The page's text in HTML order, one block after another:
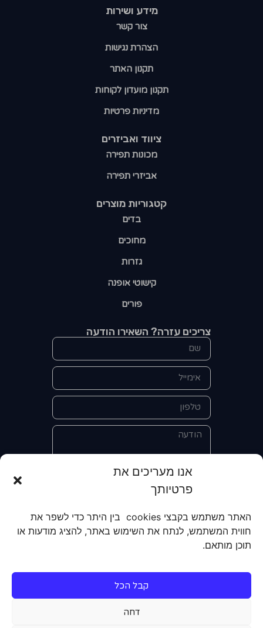
אנו מעריכים את
פרטיותך
האתר משתמש בקבצי cookies בין היתר כדי לשפר את
חווית המשתמש, לנתח את השימוש באתר, להציג מודעות או
תוכן מותאם.
קבל הכל
דחה
קטגוריות מוצרים​
בדים
מחוכים
גזרות
קישוטי אופנה
פורים
ציווד ואביזרים
מכונות תפירה
אביזרי תפירה
מידע ושירות
צור קשר
הצהרת נגישות
תקנון האתר
תקנון מועדון לקוחות
מדיניות פרטיות
צריכים עזרה? השאירו הודעה
אני מאשר/ת את מסירת הפרטים
קבלת מידע על מוצרים, שירותים, מועדון
לקוחות. אני מודע/ת שאוכל לבטל את
הרישום שלי בכל עת ושעל מסירת הפרטים